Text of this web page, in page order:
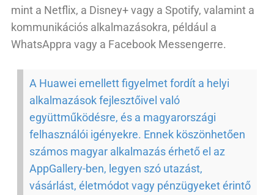
mint a Netflix, a Disney+ vagy a Spotify, valamint a
kommunikációs alkalmazásokra, például a
WhatsAppra vagy a Facebook Messengerre.
A Huawei emellett figyelmet fordít a helyi
alkalmazások fejlesztőivel való
együttműködésre, és a magyarországi
felhasználói igényekre. Ennek köszönhetően
számos magyar alkalmazás érhető el az
AppGallery-ben, legyen szó utazást,
vásárlást, életmódot vagy pénzügyeket érintő